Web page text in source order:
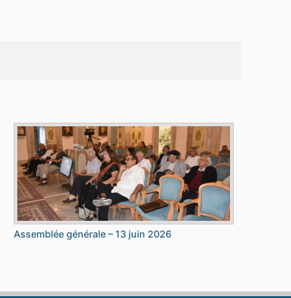
Assemblée générale – 13 juin 2026